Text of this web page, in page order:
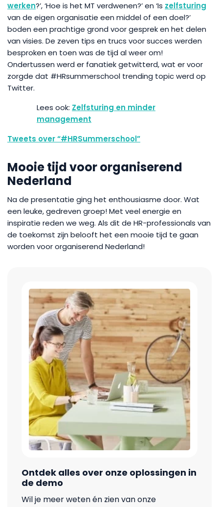
werken?’, ‘Hoe is het MT verdwenen?’ en ‘Is zelfsturing
van de eigen organisatie een middel of een doel?’
boden een prachtige grond voor gesprek en het delen
van visies. De zeven tips en trucs voor succes werden
besproken en toen was de tijd al weer om!
Ondertussen werd er fanatiek getwitterd, wat er voor
zorgde dat #HRsummerschool trending topic werd op
Twitter.
Zelfsturing en minder
management
Tweets over “#HRSummerschool”
Mooie tijd voor organiserend
Nederland
Na de presentatie ging het enthousiasme door. Wat
een leuke, gedreven groep! Met veel energie en
inspiratie reden we weg. Als dit de HR-professionals van
de toekomst zijn belooft het een mooie tijd te gaan
worden voor organiserend Nederland!
Ontdek alles over onze oplossingen in
de demo
Wil je meer weten én zien van onze